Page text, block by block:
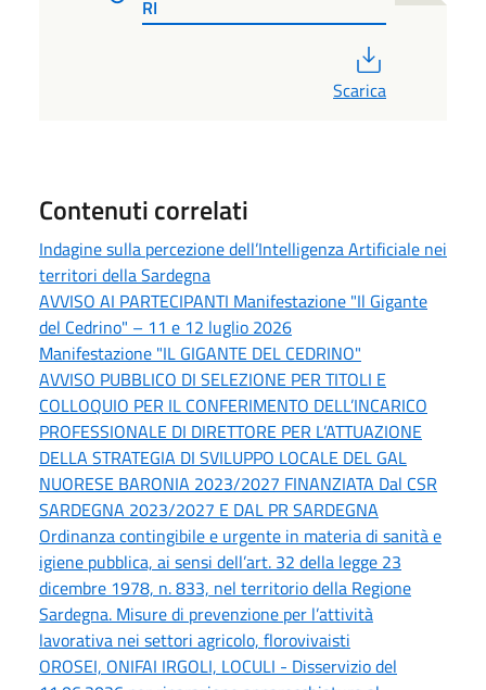
RI
Scarica
Contenuti correlati
Indagine sulla percezione dell’Intelligenza Artificiale nei
territori della Sardegna
AVVISO AI PARTECIPANTI Manifestazione "Il Gigante
del Cedrino" – 11 e 12 luglio 2026
Manifestazione "IL GIGANTE DEL CEDRINO"
AVVISO PUBBLICO DI SELEZIONE PER TITOLI E
COLLOQUIO PER IL CONFERIMENTO DELL’INCARICO
PROFESSIONALE DI DIRETTORE PER L’ATTUAZIONE
DELLA STRATEGIA DI SVILUPPO LOCALE DEL GAL
NUORESE BARONIA 2023/2027 FINANZIATA Dal CSR
SARDEGNA 2023/2027 E DAL PR SARDEGNA
Ordinanza contingibile e urgente in materia di sanità e
igiene pubblica, ai sensi dell’art. 32 della legge 23
dicembre 1978, n. 833, nel territorio della Regione
Sardegna. Misure di prevenzione per l’attività
lavorativa nei settori agricolo, florovivaisti
OROSEI, ONIFAI IRGOLI, LOCULI - Disservizio del